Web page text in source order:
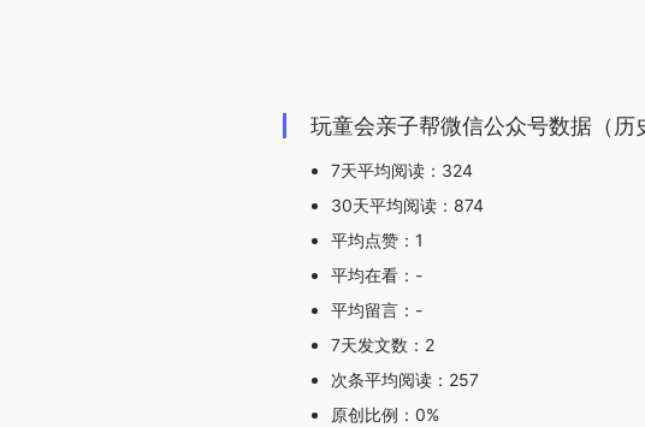
玩童会亲子帮微信公众号数据（历
7天平均阅读：324
30天平均阅读：874
平均点赞：1
平均在看：-
平均留言：-
7天发文数：2
次条平均阅读：257
原创比例：0%